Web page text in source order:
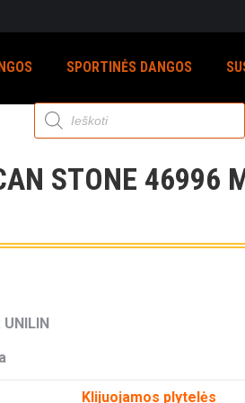
SPORTINĖS DANGOS
Products
search
STONE 46996
Klijuojamos plytelės